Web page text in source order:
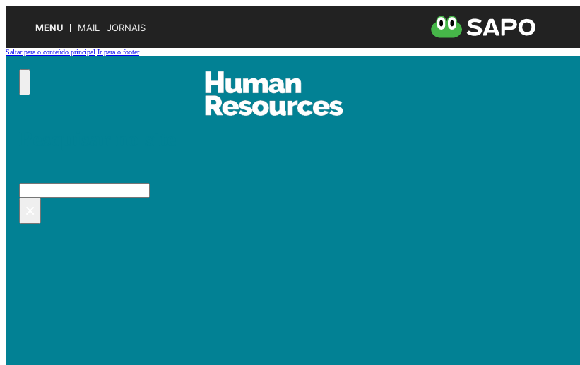
MENU MAIL JORNAIS
Saltar para o conteúdo principal Ir para o footer
Pesquisar